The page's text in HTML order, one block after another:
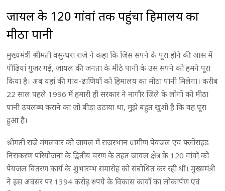
जायल के 120 गांवां तक पहुंचा हिमालय का
मीठा पानी
मुख्यमंत्री श्रीमती वसुन्धरा राजे ने कहा कि जिस सपने के पूरा होने की आस में
पीढ़ियां गुजर गई, जायल की जनता के मीठे पानी के उस सपने को हमने पूरा
किया है। अब यहां की गांव-ढाणियों को हिमालय का मीठा पानी मिलेगा। करीब
22 साल पहले 1996 में हमारी ही सरकार ने नागौर जिले के लोगों को मीठा
पानी उपलब्ध कराने का जो बीड़ा उठाया था, मुझे बहुत खुशी है कि वह पूरा
हुआ है।
श्रीमती राजे मंगलवार को जायल में राजस्थान ग्रामीण पेयजल एवं फ्लोराइड
निराकरण परियोजना के द्वितीय चरण के तहत जायल क्षेत्र के 120 गांवों को
पेयजल वितरण कार्य के शुभारम्भ समारोह को संबोधित कर रही थीं। मुख्यमंत्री
ने इस अवसर पर 1394 करोड़ रुपये के विकास कार्यों का लोकार्पण एवं